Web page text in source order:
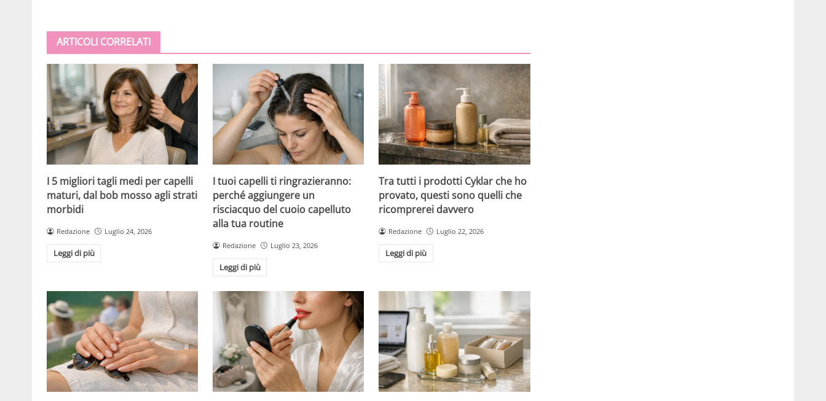
ARTICOLI CORRELATI
I 5 migliori tagli medi per capelli
maturi, dal bob mosso agli strati
morbidi
Redazione Luglio 24, 2026
Leggi di più
I tuoi capelli ti ringrazieranno:
perché aggiungere un
risciacquo del cuoio capelluto
alla tua routine
Redazione Luglio 23, 2026
Leggi di più
Tra tutti i prodotti Cyklar che ho
provato, questi sono quelli che
ricomprerei davvero
Redazione Luglio 22, 2026
Leggi di più